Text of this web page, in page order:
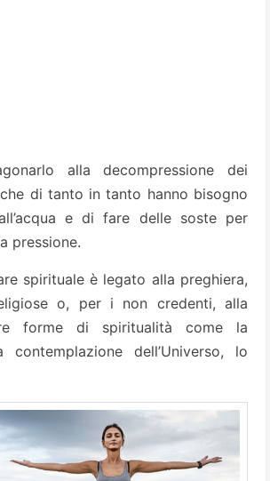
alla decompressione dei
di tanto in tanto hanno bisogno
e di fare delle soste per
pressione.
spirituale è legato alla preghiera,
o, per i non credenti, alla
forme di spiritualità come la
contemplazione dell’Universo, lo